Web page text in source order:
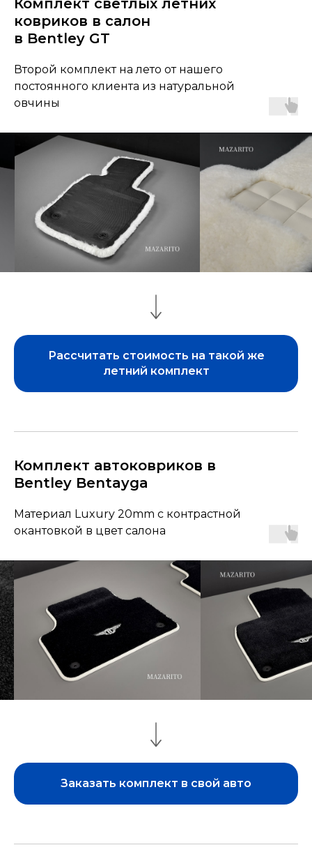
Комплект светлых летних
ковриков в салон
в Bentley GT
Второй комплект на лето от нашего
постоянного клиента из натуральной
овчины
Рассчитать стоимость на такой же
летний комплект
Комплект автоковриков в
Bentley Bentayga
Материал Luxury 20mm с контрастной
окантовкой в цвет салона
Заказать комплект в свой авто